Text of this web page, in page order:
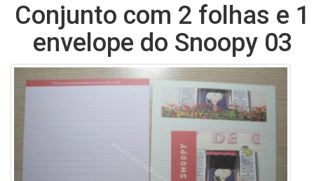
Conjunto com 2 folhas e 1
envelope do Snoopy 03